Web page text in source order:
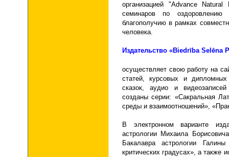
организацией "Advance
семинаров по
благополучию в рамках
человека.
Издательство «Biedrība Selēna
осуществляет свою работу на
статей, курсовых и дипломных
сказок, аудио и
созданы серии: «Сакральная
среды и взаимоотношений»,
В электронном варианте
астрологии Михаила
Бакалавра астрологии
критических градусах», а также